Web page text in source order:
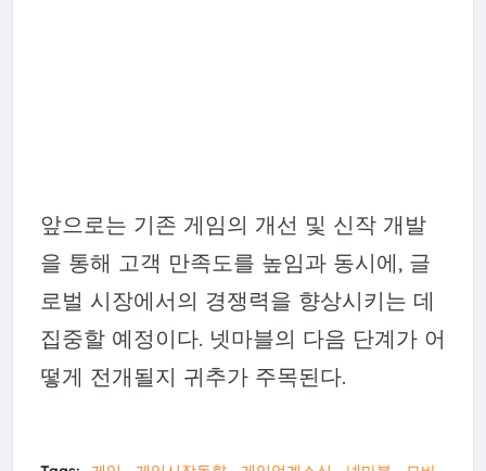
앞으로는 기존 게임의 개선 및 신작 개발
을 통해 고객 만족도를 높임과 동시에, 글
로벌 시장에서의 경쟁력을 향상시키는 데
집중할 예정이다. 넷마블의 다음 단계가 어
떻게 전개될지 귀추가 주목된다.